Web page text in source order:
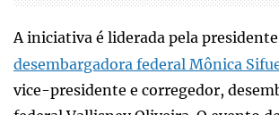
A iniciativa é liderada pela
desembargadora federal Mônica
vice-presidente e corregedor,